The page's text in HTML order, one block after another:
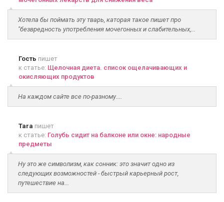
Хотела бы поймать эту тварь, каторая такое пишет про
"безвредность употребления мочегонных и слабительных,...
Гость пишет
к статье: Щелочная диета. список ощелачивающих и
окисляющих продуктов
На каждом сайте все по-разному....
Tara пишет
к статье: Голубь сидит на балконе или окне: народные
предметы
Ну это же символизм, как сонник: это значит одно из
следующих возможностей - быстрый карьерный рост,
путешествие на...